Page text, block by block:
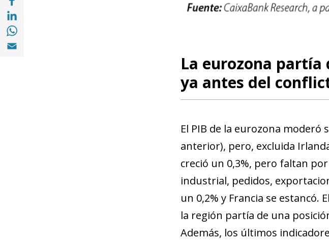
Compartir en with Linkedin (opens in a new window)
La eurozona
ya antes del
El PIB de la eurozona moderó
anterior), pero, excluida
creció un 0,3%, pero faltan
industrial, pedidos,
un 0,2% y Francia se
la región partía de una
Además, los últimos